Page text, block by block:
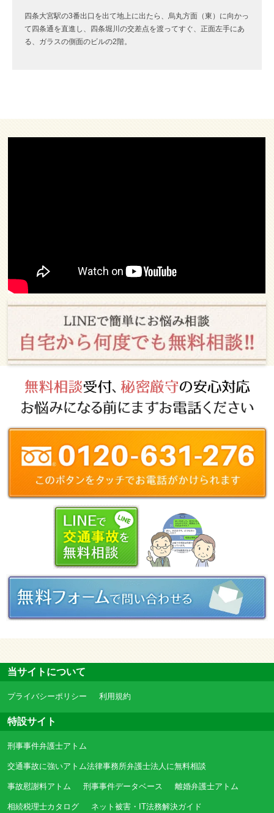
四条大宮駅の3番出口を出て地上に出たら、烏丸方面（東）に向かっ
て四条通を直進し、四条堀川の交差点を渡ってすぐ、正面左手にあ
る、ガラスの側面のビルの2階。
当サイトについて
プライバシーポリシー 利用規約
特設サイト
刑事事件弁護士アトム
交通事故に強いアトム法律事務所弁護士法人に無料相談
事故慰謝料アトム 刑事事件データベース 離婚弁護士アトム
相続税理士カタログ ネット被害・IT法務解決ガイド